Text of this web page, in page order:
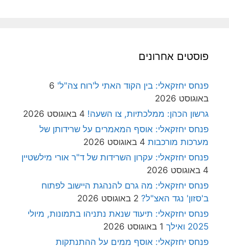
פוסטים אחרונים
פנחס יחזקאלי: בין הקוד האתי ל'רוח צה"ל' 6
באוגוסט 2026
גרשון הכהן: ממלכתיות, צו השעה! 4 באוגוסט 2026
פנחס יחזקאלי: אוסף המאמרים על שרידותן של
מערכות מורכבות 4 באוגוסט 2026
פנחס יחזקאלי: עקרון השרידות של ד"ר אורי מילשטיין
4 באוגוסט 2026
פנחס יחזקאלי: מה גרם להנהגת היישוב לפתוח
ב'סזון' נגד האצ"ל? 2 באוגוסט 2026
פנחס יחזקאלי: תיעוד שנאת נתניהו בתמונות, מיולי
2025 ואילך
1 באוגוסט 2026
פנחס יחזקאלי: אוסף ממים על ההתנתקות